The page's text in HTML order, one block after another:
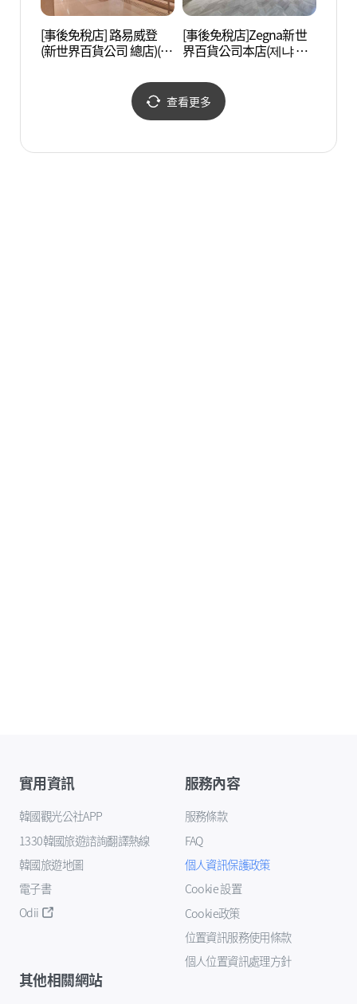
[事後免稅店] 路易威登
(新世界百貨公司 總店)(루
[事後免稅店]Zegna新世
界百貨公司本店(제냐 신
查看更多
實用資訊
韓國觀光公社APP
1330韓國旅遊諮詢翻譯熱線
韓國旅遊地圖
電子書
Odii
服務內容
服務條款
FAQ
個人資訊保護政策
Cookie 設置
Cookie政策
位置資訊服務使用條款
個人位置資訊處理方針
其他相關網站